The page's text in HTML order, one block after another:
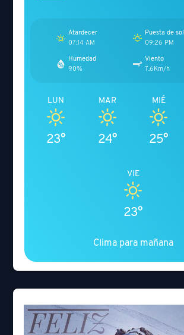
Atardecer
07:14 AM
Puesta de sol
09:26 PM
Humedad
90%
Viento
7.6Km/h
LUN
23°
MAR
24°
MIÉ
25°
VIE
23°
Clima para mañana